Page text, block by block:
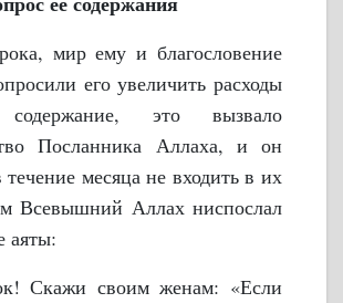
мир ему и благословение
его увеличить расходы
это вызвало
Посланника Аллаха, и он
течение месяца не входить в их
Всевышний Аллах ниспослал
аяты:
Скажи своим женам: «Если